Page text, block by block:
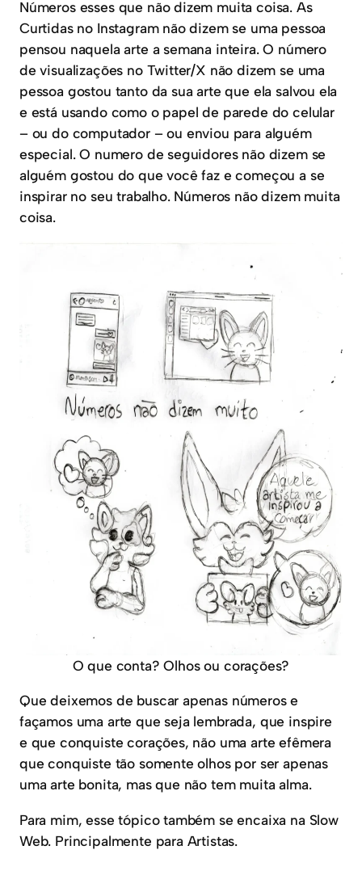
Números esses que não dizem muita coisa. As
Curtidas no Instagram não dizem se uma pessoa
pensou naquela arte a semana inteira. O número
de visualizações no Twitter/X não dizem se uma
pessoa gostou tanto da sua arte que ela salvou ela
e está usando como o papel de parede do celular
– ou do computador – ou enviou para alguém
especial. O numero de seguidores não dizem se
alguém gostou do que você faz e começou a se
inspirar no seu trabalho. Números não dizem muita
coisa.
O que conta? Olhos ou corações?
Que deixemos de buscar apenas números e
façamos uma arte que seja lembrada, que inspire
e que conquiste corações, não uma arte efêmera
que conquiste tão somente olhos por ser apenas
uma arte bonita, mas que não tem muita alma.
Para mim, esse tópico também se encaixa na Slow
Web. Principalmente para Artistas.